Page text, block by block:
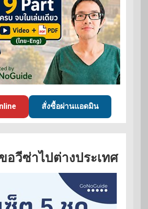
สั่งซื้อผ่านแอดมิน
อวีซ่าไปต่างประเทศ